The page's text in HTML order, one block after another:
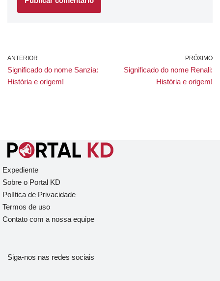
ANTERIOR
Significado do nome Sanzia:
História e origem!
PRÓXIMO
Significado do nome Renali:
História e origem!
Expediente
Sobre o Portal KD
Política de Privacidade
Termos de uso
Contato com a nossa equipe
Siga-nos nas redes sociais